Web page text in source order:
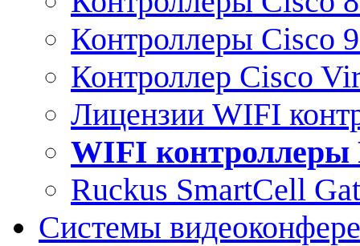
Контроллеры Cisco
Контроллер Cisco
Лицензии WIFI
WIFI контроллеры
Ruckus SmartCell
Системы